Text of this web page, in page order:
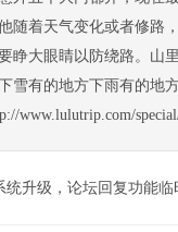
随着天气变化或者修路
睁大眼睛以防绕路。山
雪有的地方下雨有的地
www.lulutrip.com/
统升级，论坛回复功能临